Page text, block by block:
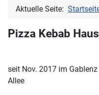
Aktuelle Seite:
Pizza Kebab Haus
seit Nov. 2017 im
Allee